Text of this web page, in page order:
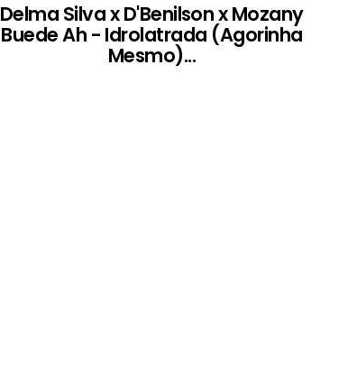
Delma Silva x D'Benilson x Mozany
Buede Ah - Idrolatrada (Agorinha
Mesmo)...